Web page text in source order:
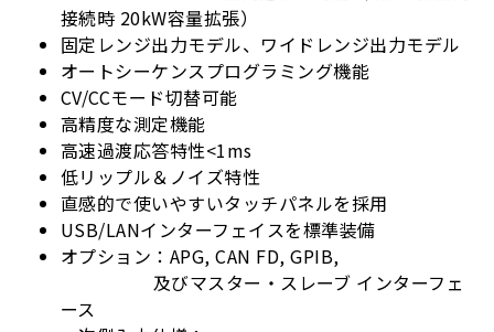
接続時 20kW容量拡張）
固定レンジ出力モデル、ワイドレンジ出力モデル
オートシーケンスプログラミング機能
CV/CCモード切替可能
高精度な測定機能
高速過渡応答特性<1ms
低リップル＆ノイズ特性
直感的で使いやすいタッチパネルを採用
USB/LANインターフェイスを標準装備
オプション：APG, CAN FD, GPIB,
及びマスター・スレーブ インターフェ
ース